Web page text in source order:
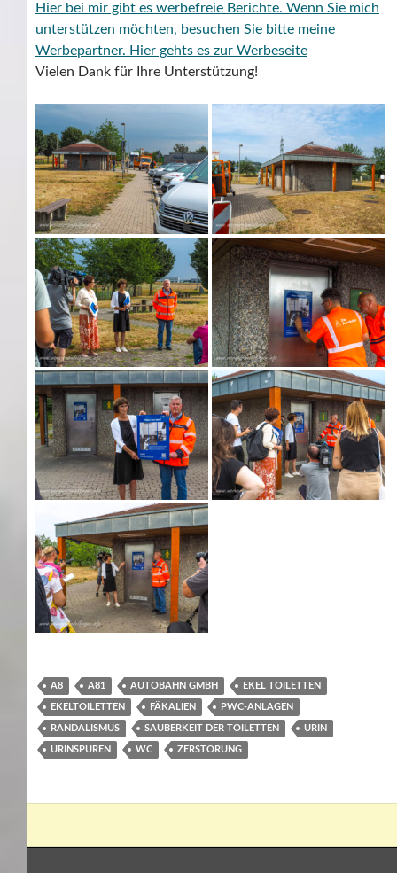
Hier bei mir gibt es werbefreie Berichte. Wenn Sie mich
unterstützen möchten, besuchen Sie bitte meine
Werbepartner. Hier gehts es zur Werbeseite
Vielen Dank für Ihre Unterstützung!
A8 A81 AUTOBAHN GMBH EKEL TOILETTEN
EKELTOILETTEN FÄKALIEN PWC-ANLAGEN
RANDALISMUS SAUBERKEIT DER TOILETTEN URIN
URINSPUREN WC ZERSTÖRUNG